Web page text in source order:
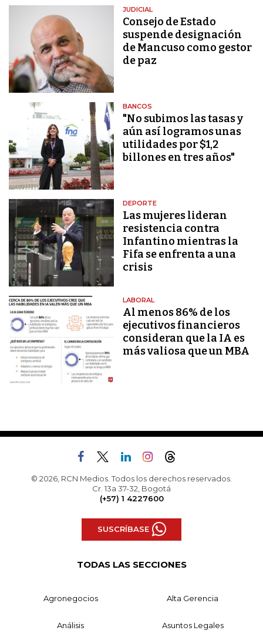
JUDICIAL
Consejo de Estado
suspende designación
de Mancuso como gestor
de paz
BANCOS
"No subimos las tasas y
aún así logramos unas
utilidades por $1,2
billones en tres años"
DEPORTE
Las mujeres lideran
resistencia contra
Infantino mientras la
Fifa se enfrenta a una
crisis
LABORAL
Al menos 86% de los
ejecutivos financieros
consideran que la IA es
más valiosa que un MBA
© 2026, RCN Medios. Todos los derechos reservados.
Cr. 13a 37-32, Bogotá
(+57) 1 4227600
SUSCRÍBASE
TODAS LAS SECCIONES
Agronegocios Alta Gerencia
Análisis Asuntos Legales